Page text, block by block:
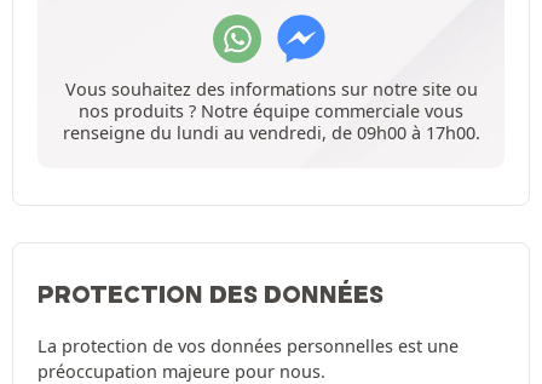
Vous souhaitez des informations sur notre site ou
nos produits ? Notre équipe commerciale vous
renseigne du lundi au vendredi, de 09h00 à 17h00.
PROTECTION DES DONNÉES
La protection de vos données personnelles est une
préoccupation majeure pour nous.